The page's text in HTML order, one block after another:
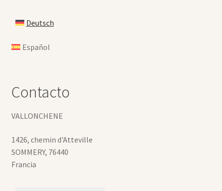
Deutsch
Español
Contacto
VALLONCHENE
1426, chemin d'Atteville
SOMMERY, 76440
Francia